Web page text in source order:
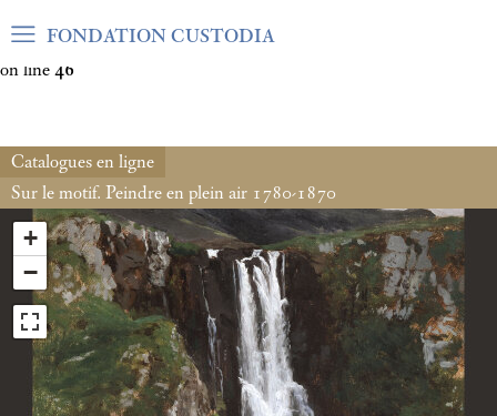
Warning: Undefined array key "var_mode" in
on line 46
FONDATION CUSTODIA
Catalogues en ligne
Sur le motif. Peindre en plein air 1780-1870
+
−